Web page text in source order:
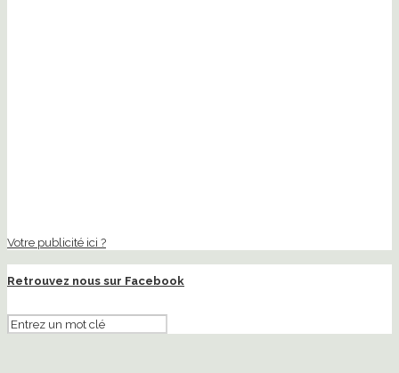
Votre publicité ici ?
Retrouvez nous sur Facebook